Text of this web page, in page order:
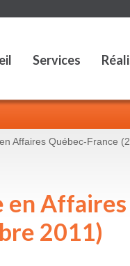
Services
Affaires Québec-France
en Affaires
2011)